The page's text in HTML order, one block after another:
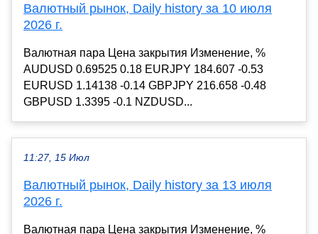
Валютный рынок, Daily history за 10 июля
2026 г.
Валютная пара Цена закрытия Изменение, %
AUDUSD 0.69525 0.18 EURJPY 184.607 -0.53
EURUSD 1.14138 -0.14 GBPJPY 216.658 -0.48
GBPUSD 1.3395 -0.1 NZDUSD...
11:27, 15 Июл
Валютный рынок, Daily history за 13 июля
2026 г.
Валютная пара Цена закрытия Изменение, %